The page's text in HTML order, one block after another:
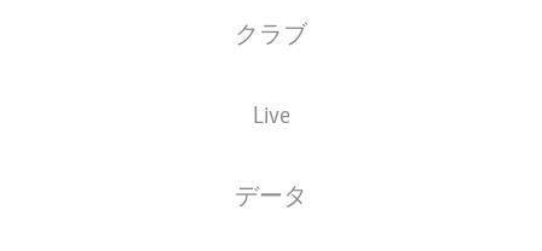
クラブ
Live
データ
金, 04.12.2026 - 日, 06.12.2026